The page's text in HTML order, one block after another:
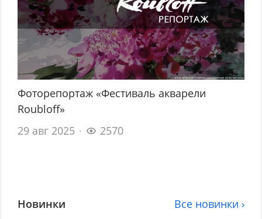
Фоторепортаж «Фестиваль акварели
Roubloff»
29 авг 2025
2570
Новинки Все новинки ›